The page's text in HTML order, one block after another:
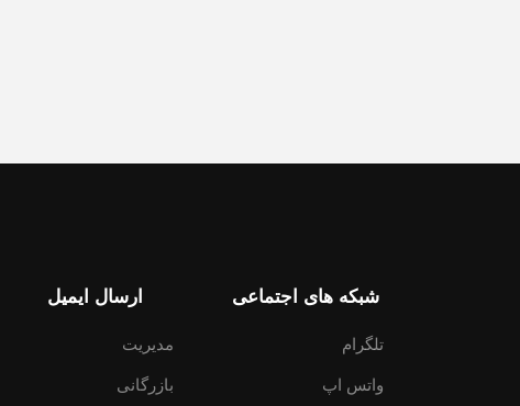
ارسال ایمیل
مدیریت
بازرگانی
شبکه های اجتماعی
تلگرام
واتس اپ